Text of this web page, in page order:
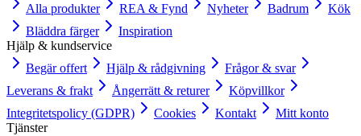
Alla produkter
REA & Fynd Nyheter Badrum
Kök
Bläddra färger
Inspiration
Hjälp & kundservice
Begär offert
Hjälp & rådgivning
Frågor & svar
Leverans & frakt
Ångerrätt & returer
Köpvillkor
Integritetspolicy (GDPR)
Cookies Kontakt
Mitt konto
Tjänster